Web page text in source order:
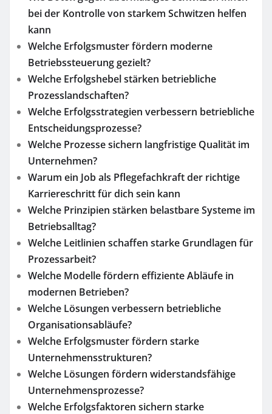
bei der Kontrolle von starkem Schwitzen helfen
kann
Welche Erfolgsmuster fördern moderne
Betriebssteuerung gezielt?
Welche Erfolgshebel stärken betriebliche
Prozesslandschaften?
Welche Erfolgsstrategien verbessern betriebliche
Entscheidungsprozesse?
Welche Prozesse sichern langfristige Qualität im
Unternehmen?
Warum ein Job als Pflegefachkraft der richtige
Karriereschritt für dich sein kann
Welche Prinzipien stärken belastbare Systeme im
Betriebsalltag?
Welche Leitlinien schaffen starke Grundlagen für
Prozessarbeit?
Welche Modelle fördern effiziente Abläufe in
modernen Betrieben?
Welche Lösungen verbessern betriebliche
Organisationsabläufe?
Welche Erfolgsmuster fördern starke
Unternehmensstrukturen?
Welche Lösungen fördern widerstandsfähige
Unternehmensprozesse?
Welche Erfolgsfaktoren sichern starke